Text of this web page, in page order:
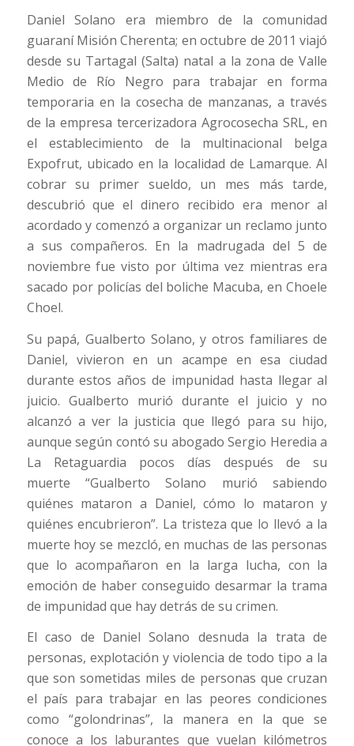
Daniel Solano era miembro de la comunidad
guaraní Misión Cherenta; en octubre de 2011 viajó
desde su Tartagal (Salta) natal a la zona de Valle
Medio de Río Negro para trabajar en forma
temporaria en la cosecha de manzanas, a través
de la empresa tercerizadora Agrocosecha SRL, en
el establecimiento de la multinacional belga
Expofrut, ubicado en la localidad de Lamarque. Al
cobrar su primer sueldo, un mes más tarde,
descubrió que el dinero recibido era menor al
acordado y comenzó a organizar un reclamo junto
a sus compañeros. En la madrugada del 5 de
noviembre fue visto por última vez mientras era
sacado por policías del boliche Macuba, en Choele
Choel.
Su papá, Gualberto Solano, y otros familiares de
Daniel, vivieron en un acampe en esa ciudad
durante estos años de impunidad hasta llegar al
juicio. Gualberto murió durante el juicio y no
alcanzó a ver la justicia que llegó para su hijo,
aunque según contó su abogado Sergio Heredia a
La Retaguardia pocos días después de su
muerte “Gualberto Solano murió sabiendo
quiénes mataron a Daniel, cómo lo mataron y
quiénes encubrieron”. La tristeza que lo llevó a la
muerte hoy se mezcló, en muchas de las personas
que lo acompañaron en la larga lucha, con la
emoción de haber conseguido desarmar la trama
de impunidad que hay detrás de su crimen.
El caso de Daniel Solano desnuda la trata de
personas, explotación y violencia de todo tipo a la
que son sometidas miles de personas que cruzan
el país para trabajar en las peores condiciones
como “golondrinas”, la manera en la que se
conoce a los laburantes que vuelan kilómetros